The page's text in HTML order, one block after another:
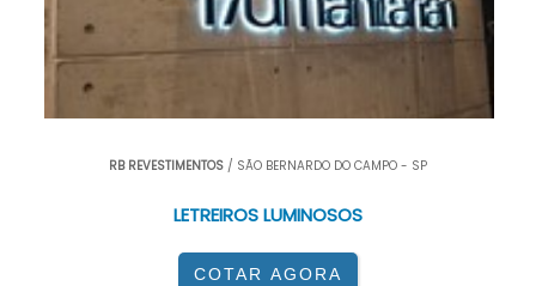
RB REVESTIMENTOS / SÃO BERNARDO DO CAMPO - SP
LETREIROS LUMINOSOS
COTAR AGORA